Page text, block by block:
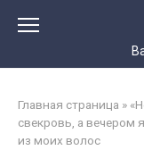
Главная страница »
свекровь, а вечером
из моих волос